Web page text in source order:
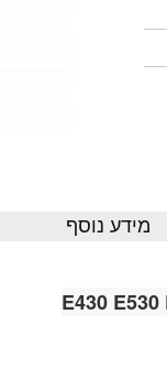
מידע נוסף
E430